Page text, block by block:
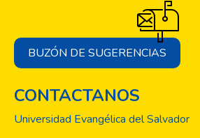
BUZÓN DE SUGERENCIAS
CONTACTANOS
Universidad Evangélica del Salvador